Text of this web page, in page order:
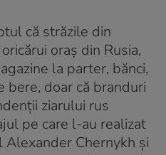
că străzile din
oraș din Rusia,
la parter, bănci,
bere, doar că branduri
ziarului rus
pe care l-au realizat
Chernykh și